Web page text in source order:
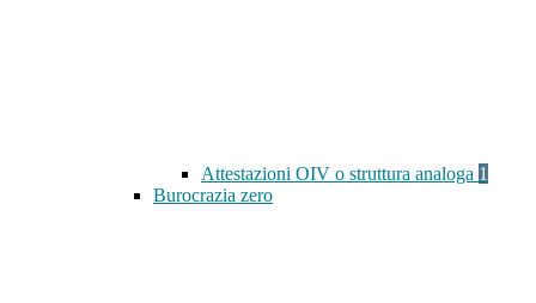
Attestazioni OIV o struttura analoga 1
Burocrazia zero